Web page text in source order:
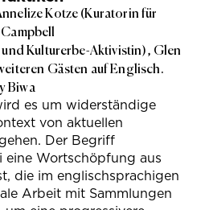
Kotze (Kuratorin für
Kulturerbe-Aktivistin), Glen
Gästen auf Englisch.
Biwa
es um widerständige
von aktuellen
Der Begriff
eine Wortschöpfung aus
die im englischsprachigen
Arbeit mit Sammlungen